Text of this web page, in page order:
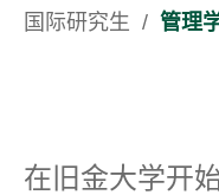
国际研究生 / 管理
在旧金大学开